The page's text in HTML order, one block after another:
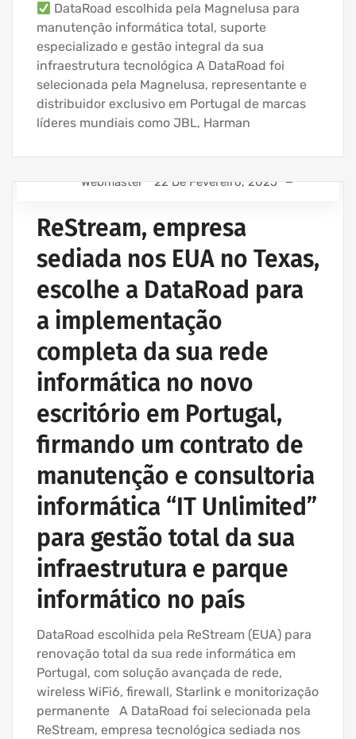
DataRoad escolhida pela Magnelusa para
manutenção informática total, suporte
especializado e gestão integral da sua
infraestrutura tecnológica A DataRoad foi
selecionada pela Magnelusa, representante e
distribuidor exclusivo em Portugal de marcas
líderes mundiais como JBL, Harman
EMPRESA ASSISTÊNCIA INFORMÁTICA | SERVIÇOS
INFORMÁTICA
PROJETOS REDES WIRELESS
SERVIÇOS INFORMÁTICA E ASSISTÊNCIA INFORMÁTICA
Webmaster 22 De Fevereiro, 2025
ReStream, empresa
sediada nos EUA no Texas,
escolhe a DataRoad para
a implementação
completa da sua rede
informática no novo
escritório em Portugal,
firmando um contrato de
manutenção e consultoria
informática “IT Unlimited”
para gestão total da sua
infraestrutura e parque
informático no país
DataRoad escolhida pela ReStream (EUA) para
renovação total da sua rede informática em
Portugal, com solução avançada de rede,
wireless WiFi6, firewall, Starlink e monitorização
permanente A DataRoad foi selecionada pela
ReStream, empresa tecnológica sediada nos